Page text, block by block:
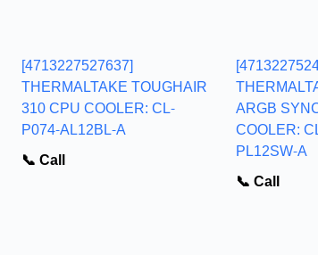
[4713227527637]
THERMALTAKE TOUGHAIR
310 CPU COOLER: CL-
P074-AL12BL-A
📞 Call
ARGB
COOLER:
PL12SW-A
📞 Call